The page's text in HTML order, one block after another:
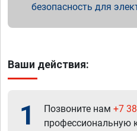
безопасность для
Ваши действия:
1 Позвоните нам +7
профессиональную